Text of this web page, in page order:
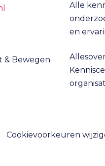
& Bewegen
Alle
en
Cookievoorkeuren